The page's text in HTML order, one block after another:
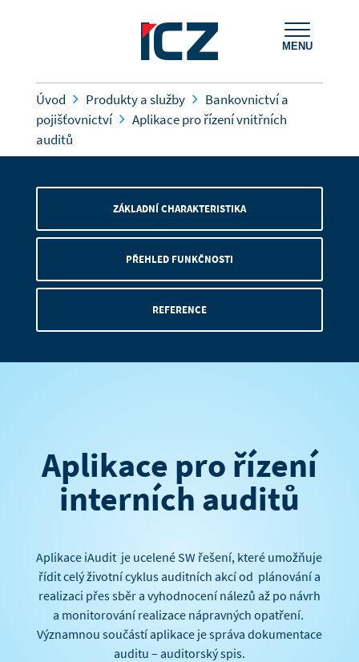
MENU
Úvod Produkty a služby
Bankovnictví a
pojišťovnictví
Aplikace pro řízení vnitřních
auditů
ZÁKLADNÍ CHARAKTERISTIKA
PŘEHLED FUNKČNOSTI
REFERENCE
Aplikace pro řízení
interních auditů
Aplikace iAudit je ucelené SW řešení, které umožňuje
řídit celý životní cyklus auditních akcí od plánování a
realizaci přes sběr a vyhodnocení nálezů až po návrh
a monitorování realizace nápravných opatření.
Významnou součástí aplikace je správa dokumentace
auditu – auditorský spis.